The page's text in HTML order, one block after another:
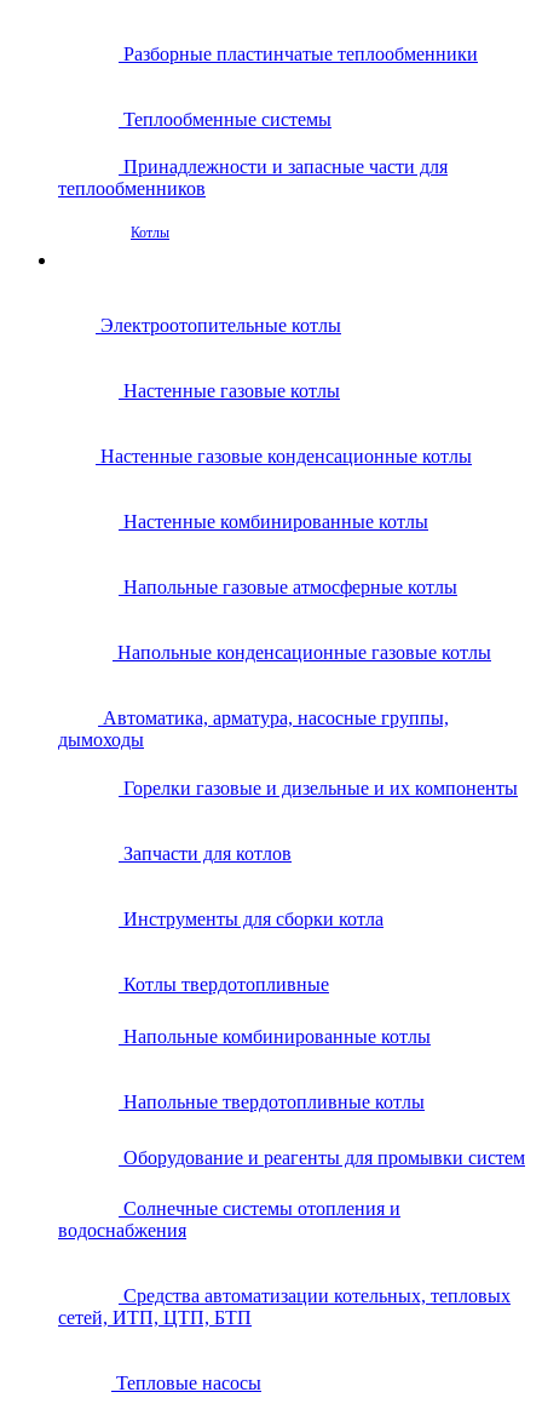
Разборные пластинчатые теплообменники
Теплообменные системы
Принадлежности и запасные части для
теплообменников
Котлы
Электроотопительные котлы
Настенные газовые котлы
Настенные газовые конденсационные котлы
Настенные комбинированные котлы
Напольные газовые атмосферные котлы
Напольные конденсационные газовые котлы
Автоматика, арматура, насосные группы,
дымоходы
Горелки газовые и дизельные и их компоненты
Запчасти для котлов
Инструменты для сборки котла
Котлы твердотопливные
Напольные комбинированные котлы
Напольные твердотопливные котлы
Оборудование и реагенты для промывки систем
Солнечные системы отопления и
водоснабжения
Средства автоматизации котельных, тепловых
сетей, ИТП, ЦТП, БТП
Тепловые насосы